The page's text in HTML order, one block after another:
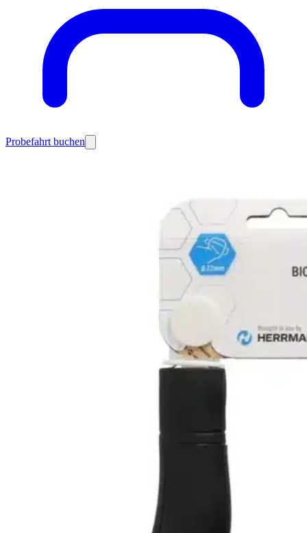
Probefahrt buchen